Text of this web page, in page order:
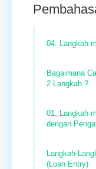
04. Langkah
Bagaimana
2 Langkah ?
01. Langkah
dengan
Langkah-
(Loan Entry)